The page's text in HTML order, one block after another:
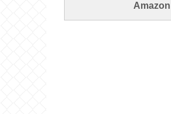
Amazon